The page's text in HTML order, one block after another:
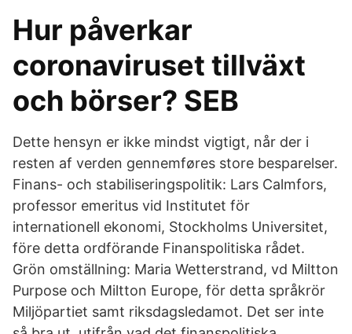
Hur påverkar
coronaviruset tillväxt
och börser? SEB
Dette hensyn er ikke mindst vigtigt, når der i
resten af verden gennemføres store besparelser.
Finans- och stabiliseringspolitik: Lars Calmfors,
professor emeritus vid Institutet för
internationell ekonomi, Stockholms Universitet,
före detta ordförande Finanspolitiska rådet.
Grön omställning: Maria Wetterstrand, vd Miltton
Purpose och Miltton Europe, för detta språkrör
Miljöpartiet samt riksdagsledamot. Det ser inte